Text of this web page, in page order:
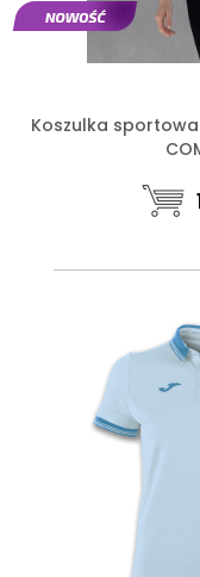
Koszulka sportowa